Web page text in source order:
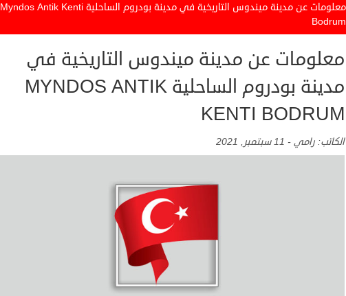
معلومات عن مدينة ميندوس التاريخية في مدينة بودروم الساحلية Myndos Antik Kenti
Bodrum
معلومات عن مدينة ميندوس التاريخية في
مدينة بودروم الساحلية MYNDOS ANTIK
KENTI BODRUM
الكاتب: رامي - 11 سبتمبر, 2021